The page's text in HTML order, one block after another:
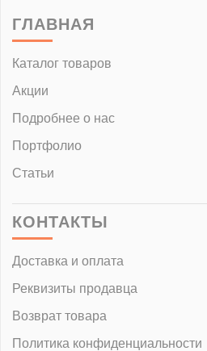
ГЛАВНАЯ
Каталог товаров
Акции
Подробнее о нас
Портфолио
Статьи
КОНТАКТЫ
Доставка и оплата
Реквизиты продавца
Возврат товара
Политика конфиденциальности